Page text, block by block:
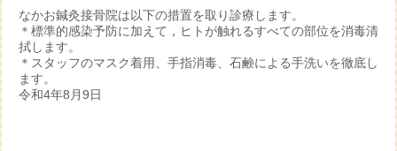
なかお鍼灸接骨院は以下の措置を取り診療します。
＊標準的感染予防に加えて，ヒトが触れるすべての部位を消毒清
拭します。
＊スタッフのマスク着用、手指消毒、石鹸による手洗いを徹底し
ます。
令和4年8月9日